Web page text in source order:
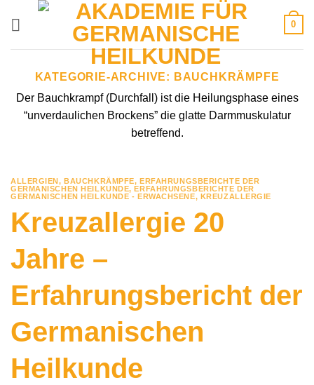
0
KATEGORIE-ARCHIVE: BAUCHKRÄMPFE
Der Bauchkrampf (Durchfall) ist die Heilungsphase eines
“unverdaulichen Brockens” die glatte Darmmuskulatur
betreffend.
ALLERGIEN,BAUCHKRÄMPFE,ERFAHRUNGSBERICHTE DER
GERMANISCHEN HEILKUNDE,ERFAHRUNGSBERICHTE DER
GERMANISCHEN HEILKUNDE - ERWACHSENE, KREUZALLERGIE
Kreuzallergie 20
Jahre –
Erfahrungsbericht der
Germanischen
Heilkunde